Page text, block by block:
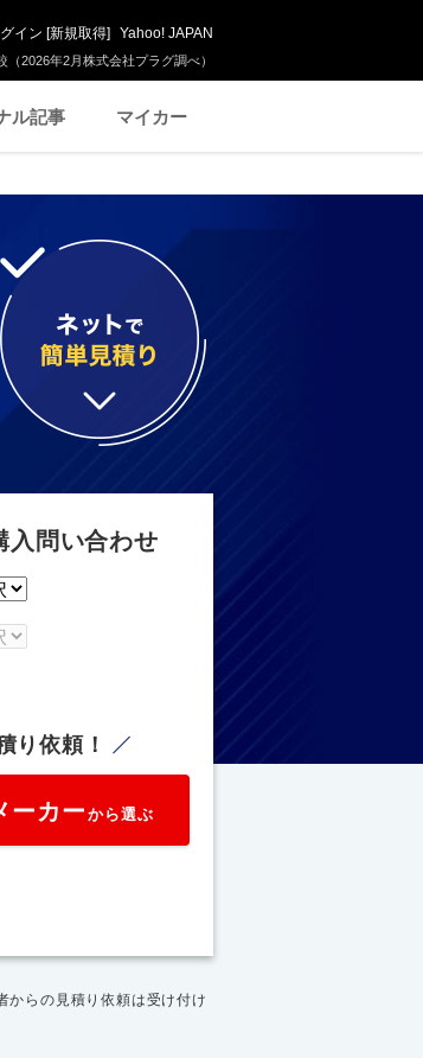
2026年2月株式会社プラグ調べ）
イン [新規取得] Yahoo! JAPAN
ル記事 マイカー
入問い合わせ
り依頼！
ーカー から選ぶ
からの見積り依頼は受け付け